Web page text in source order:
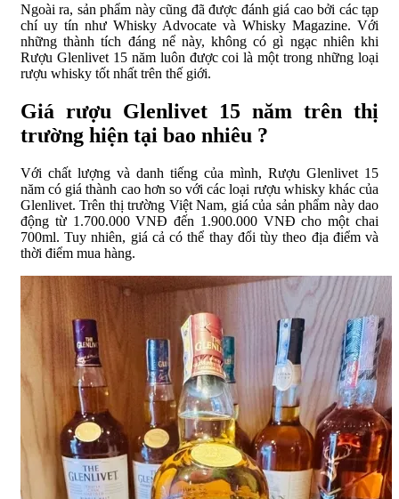
Ngoài ra, sản phẩm này cũng đã được đánh giá cao bởi các tạp
chí uy tín như Whisky Advocate và Whisky Magazine. Với
những thành tích đáng nể này, không có gì ngạc nhiên khi
Rượu Glenlivet 15 năm luôn được coi là một trong những loại
rượu whisky tốt nhất trên thế giới.
Giá rượu Glenlivet 15 năm trên thị
trường hiện tại bao nhiêu ?
Với chất lượng và danh tiếng của mình, Rượu Glenlivet 15
năm có giá thành cao hơn so với các loại rượu whisky khác của
Glenlivet. Trên thị trường Việt Nam, giá của sản phẩm này dao
động từ 1.700.000 VNĐ đến 1.900.000 VNĐ cho một chai
700ml. Tuy nhiên, giá cả có thể thay đổi tùy theo địa điểm và
thời điểm mua hàng.